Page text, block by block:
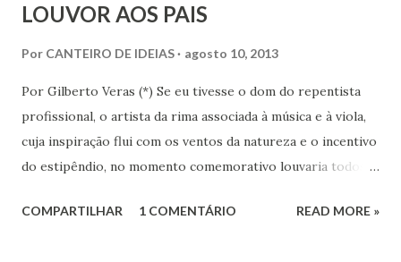
LOUVOR AOS PAIS
Por CANTEIRO DE IDEIAS agosto 10, 2013
Por Gilberto Veras (*) Se eu tivesse o dom do repentista
profissional, o artista da rima associada à música e à viola,
cuja inspiração flui com os ventos da natureza e o incentivo
do estipêndio, no momento comemorativo louvaria todos
maus, os tristes e os ledos, não faria qualquer distinção,
COMPARTILHAR 1 COMENTÁRIO READ MORE »